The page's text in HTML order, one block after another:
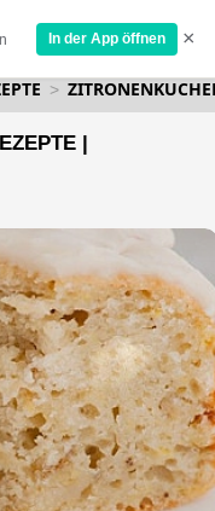
In der App öffnen ×
|